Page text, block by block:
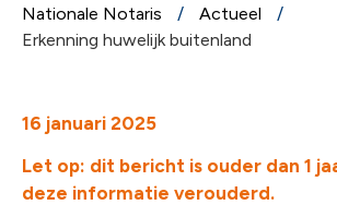
Nationale Notaris
Actueel
Erkenning huwelijk buitenland
16 januari 2025
Let op: dit bericht is ouder dan 1
deze informatie verouderd.